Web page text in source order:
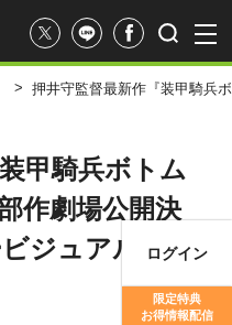
ログイン
限定特典
お得情報配信
> 押井守監督最新作『装甲騎兵
甲騎兵ボトム
作劇場公開決
ジュアル解禁